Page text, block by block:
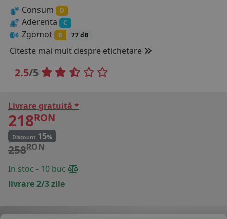
Consum
D
Aderenta C
Zgomot B 77 dB
Citeste mai mult despre etichetare
2.5/5
Livrare gratuită *
218RON
Discount 15%
258RON
In stoc - 10 buc
livrare 2/3 zile